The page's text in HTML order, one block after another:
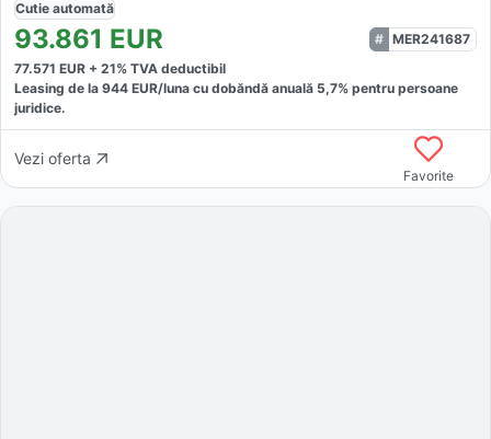
Cutie automată
93.861 EUR
MER241687
77.571 EUR + 21% TVA deductibil
Leasing de la 944 EUR/luna cu dobăndă anuală 5,7% pentru persoane
juridice.
Vezi oferta
Favorite